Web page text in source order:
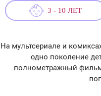
На мультсериале и
одно поколение
полнометражный
3 - 10 ЛЕТ